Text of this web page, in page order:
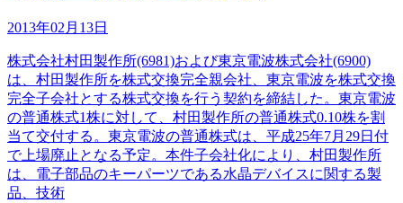
2013年02月13日
株式会社村田製作所(6981)および東京電波株式会社(6900)
は、村田製作所を株式交換完全親会社、東京電波を株式交換
完全子会社とする株式交換を行う契約を締結した。東京電波
の普通株式1株に対して、村田製作所の普通株式0.10株を割
当て交付する。東京電波の普通株式は、平成25年7月29日付
で上場廃止となる予定。本件子会社化により、村田製作所
は、電子部品のキーパーツである水晶デバイスに関する製
品、技術